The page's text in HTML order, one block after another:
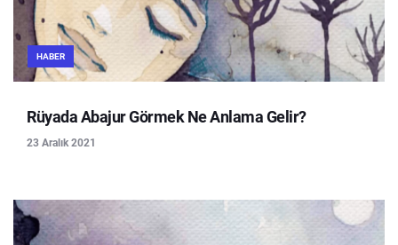
HABER
Rüyada Abajur Görmek Ne Anlama Gelir?
23 Aralık 2021